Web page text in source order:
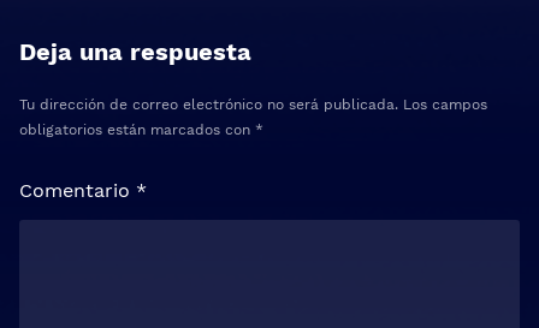
Deja una respuesta
Tu dirección de correo electrónico no será publicada. Los campos
obligatorios están marcados con *
Comentario *